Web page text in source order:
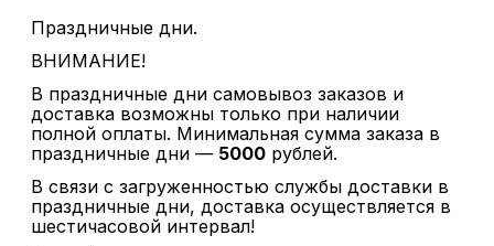
Праздничные дни.
ВНИМАНИЕ!
В праздничные дни самовывоз заказов и
доставка возможны только при наличии
полной оплаты. Минимальная сумма заказа в
праздничные дни — 5000рублей.
В связи с загруженностью службы доставки в
праздничные дни, доставка осуществляется в
шестичасовой интервал!